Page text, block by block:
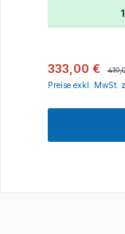
Verkaufspreis:
333,00 €
Preise exkl. MwSt.